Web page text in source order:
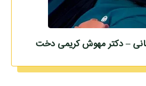
– دکتر مهوش کریمی دخت